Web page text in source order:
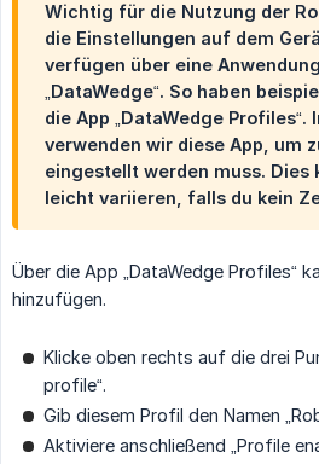
Wichtig für die Nutzung der
die Einstellungen auf dem
verfügen über eine
„DataWedge“. So haben
die App „DataWedge Profiles“.
verwenden wir diese App, um
eingestellt werden muss. Dies
leicht variieren, falls du kein
Über die App „DataWedge Profiles“
hinzufügen.
Klicke oben rechts auf die drei
profile“.
Gib diesem Profil den Namen
Aktiviere anschließend „Profile